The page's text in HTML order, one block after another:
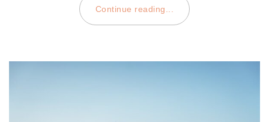
Continue reading...